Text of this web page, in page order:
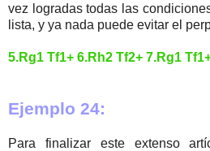
vez logradas todas las
lista, y ya nada puede evitar el
5.Rg1 Tf1+ 6.Rh2 Tf2+ 7.Rg1
Ejemplo 24:
Para finalizar este extenso